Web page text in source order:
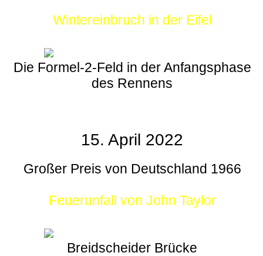
Wintereinbruch in der Eifel
Die Formel-2-Feld in der Anfangsphase
des Rennens
15. April 2022
Großer Preis von Deutschland 1966
Feuerunfall von John Taylor
Breidscheider Brücke